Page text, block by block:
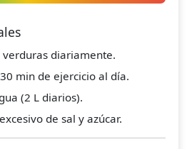
verduras diariamente.
min de ejercicio al día.
(2 L diarios).
de sal y azúcar.